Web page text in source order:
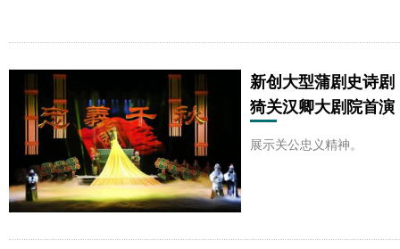
新创大型蒲剧史诗
猗关汉卿大剧院首演
展示关公忠义精神。